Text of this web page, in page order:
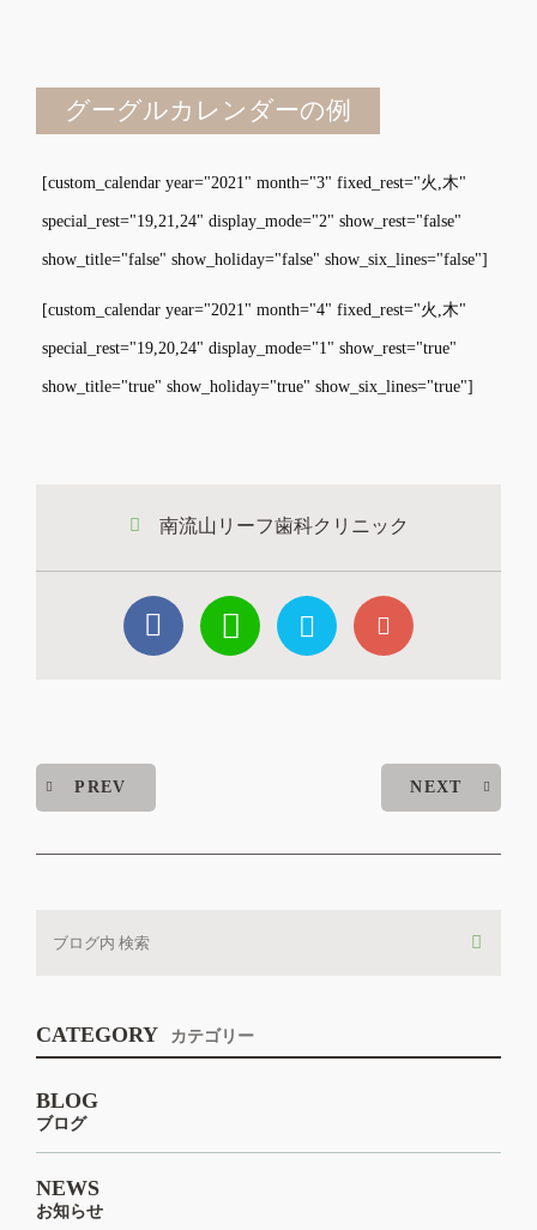
グーグルカレンダーの例
[custom_calendar year="2021" month="3" fixed_rest="火,木"
special_rest="19,21,24" display_mode="2" show_rest="false"
show_title="false" show_holiday="false" show_six_lines="false"]
[custom_calendar year="2021" month="4" fixed_rest="火,木"
special_rest="19,20,24" display_mode="1" show_rest="true"
show_title="true" show_holiday="true" show_six_lines="true"]
南流山リーフ歯科クリニック
PREV NEXT
CATEGORY カテゴリー
BLOG
ブログ
NEWS
お知らせ